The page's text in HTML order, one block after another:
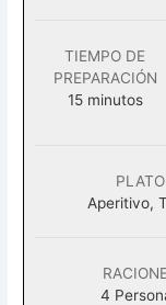
TIEMPO DE
PREPARACIÓN
15minutos
minutos
PLATO
Aperitivo,
4